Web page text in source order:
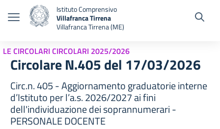
Istituto Comprensivo
Villafranca Tirrena
Villafranca Tirrena (ME)
LE CIRCOLARI CIRCOLARI 2025/2026
Circolare N.405 del 17/03/2026
Circ.n. 405 - Aggiornamento graduatorie interne
d’Istituto per l’a.s. 2026/2027 ai fini
dell'individuazione dei soprannumerari -
PERSONALE DOCENTE